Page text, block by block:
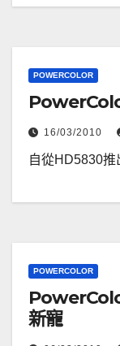
POWERCOLOR
16/03/2010
自從HD5830
POWERCOLOR
新寵